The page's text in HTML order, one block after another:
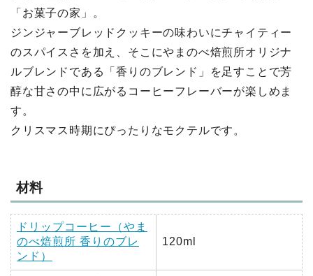
「お菓子の家」。
ジンジャーブレッドクッキーの味わいにチャイティー
のスパイスさを加え、そこにやまのべ焙煎所オリジナ
ルブレンドである「香りのブレンド」を足すことで芳
醇な甘さの中に広がるコーヒーフレーバーが楽しめま
す。
クリスマス時期にぴったりなモクテルです。
材料
ドリップコーヒー（やま
のべ焙煎所 香りのブレ
ンド）
120ml